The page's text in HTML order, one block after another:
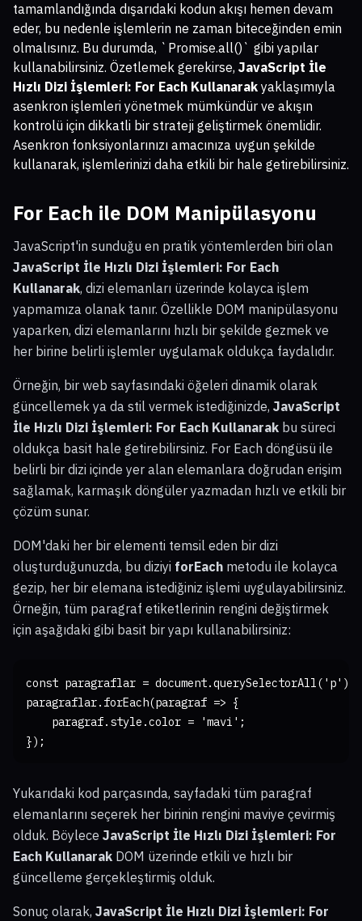
tamamlandığında dışarıdaki kodun akışı hemen devam
eder, bu nedenle işlemlerin ne zaman biteceğinden emin
olmalısınız. Bu durumda, `Promise.all()` gibi yapılar
kullanabilirsiniz. Özetlemek gerekirse, JavaScript İle
Hızlı Dizi İşlemleri: For Each Kullanarak yaklaşımıyla
asenkron işlemleri yönetmek mümkündür ve akışın
kontrolü için dikkatli bir strateji geliştirmek önemlidir.
Asenkron fonksiyonlarınızı amacınıza uygun şekilde
kullanarak, işlemlerinizi daha etkili bir hale getirebilirsiniz.
For Each ile DOM Manipülasyonu
JavaScript'in sunduğu en pratik yöntemlerden biri olan
JavaScript İle Hızlı Dizi İşlemleri: For Each
Kullanarak, dizi elemanları üzerinde kolayca işlem
yapmamıza olanak tanır. Özellikle DOM manipülasyonu
yaparken, dizi elemanlarını hızlı bir şekilde gezmek ve
her birine belirli işlemler uygulamak oldukça faydalıdır.
Örneğin, bir web sayfasındaki öğeleri dinamik olarak
güncellemek ya da stil vermek istediğinizde, JavaScript
İle Hızlı Dizi İşlemleri: For Each Kullanarak bu süreci
oldukça basit hale getirebilirsiniz. For Each döngüsü ile
belirli bir dizi içinde yer alan elemanlara doğrudan erişim
sağlamak, karmaşık döngüler yazmadan hızlı ve etkili bir
çözüm sunar.
DOM'daki her bir elementi temsil eden bir dizi
oluşturduğunuzda, bu diziyi forEach metodu ile kolayca
gezip, her bir elemana istediğiniz işlemi uygulayabilirsiniz.
Örneğin, tüm paragraf etiketlerinin rengini değiştirmek
için aşağıdaki gibi basit bir yapı kullanabilirsiniz:
const paragraflar = document.querySelectorAll('p');
paragraflar.forEach(paragraf => {
    paragraf.style.color = 'mavi';
});
Yukarıdaki kod parçasında, sayfadaki tüm paragraf
elemanlarını seçerek her birinin rengini maviye çevirmiş
olduk. Böylece JavaScript İle Hızlı Dizi İşlemleri: For
Each Kullanarak DOM üzerinde etkili ve hızlı bir
güncelleme gerçekleştirmiş olduk.
Sonuç olarak, JavaScript İle Hızlı Dizi İşlemleri: For